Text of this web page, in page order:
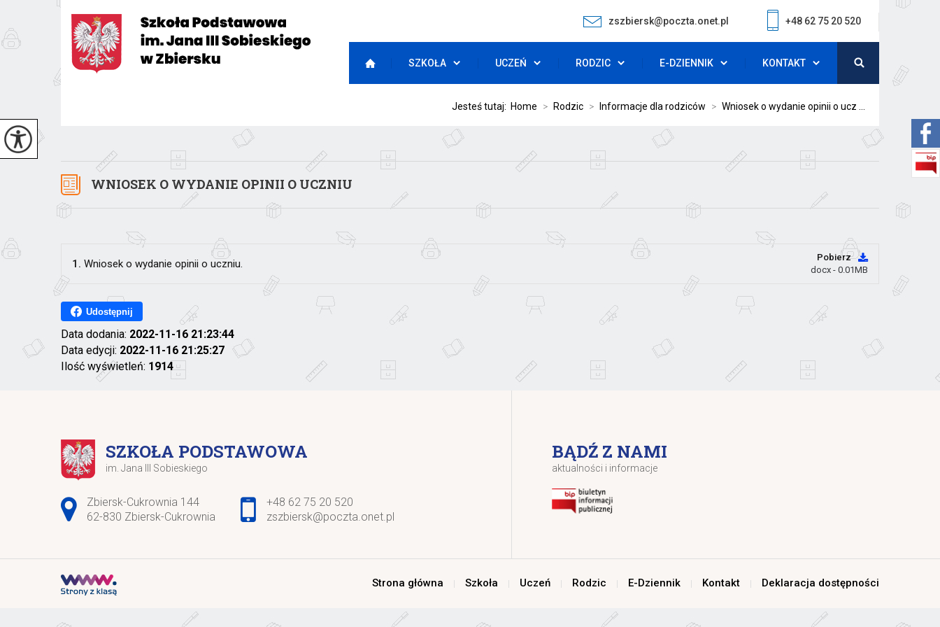
zszbiersk@poczta.onet.pl +48 62 75 20 520
SZKOŁA UCZEŃ RODZIC E-DZIENNIK KONTAKT
Jesteś tutaj: Home > Rodzic > Informacje dla rodziców > Wniosek o wydanie opinii o ucz ...
WNIOSEK O WYDANIE OPINII O UCZNIU
1. Wniosek o wydanie opinii o uczniu.
Pobierz
docx - 0.01MB
Udostępnij
Data dodania: 2022-11-16 21:23:44
Data edycji: 2022-11-16 21:25:27
Ilość wyświetleń: 1914
SZKOŁA PODSTAWOWA
im. Jana III Sobieskiego
Adres pocztowy:
Zbiersk-Cukrownia 144
62-830 Zbiersk-Cukrownia
+48 62 75 20 520
zszbiersk@poczta.onet.pl
BĄDŹ Z NAMI
aktualności i informacje
Strona główna Szkoła Uczeń Rodzic E-Dziennik Kontakt Deklaracja dostępności